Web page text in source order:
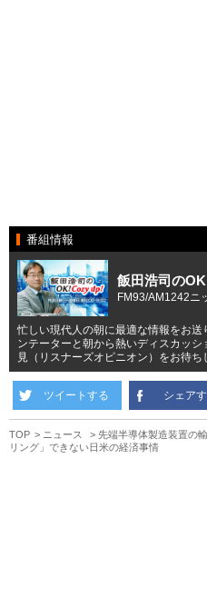
番組情報
飯田浩司の
FM93/AM1242
忙しい現代人の朝に最適な情報をお
ンテーターと朝から熱いディスカッ
見（リスナーズオピニオン）をお待ち
ツイートする シェア
TOP ニュース
先端半導体製造装置の
リング」できない日米の経済事情